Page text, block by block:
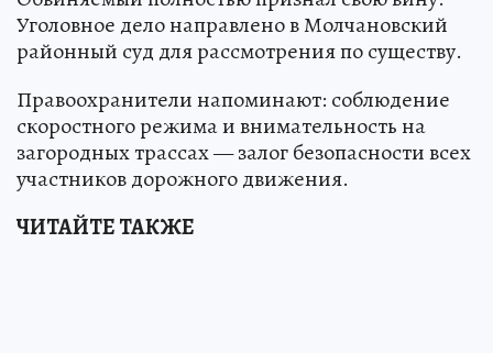
Уголовное дело направлено в Молчановский
районный суд для рассмотрения по существу.
Правоохранители напоминают: соблюдение
скоростного режима и внимательность на
загородных трассах — залог безопасности всех
участников дорожного движения.
ЧИТАЙТЕ ТАКЖЕ